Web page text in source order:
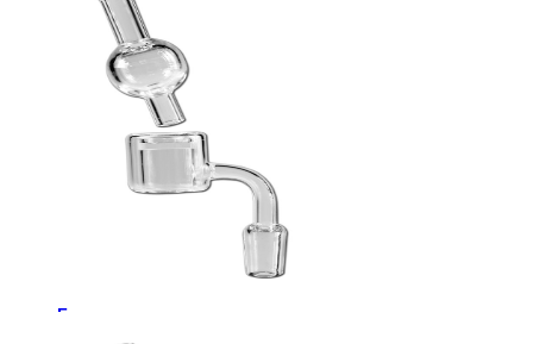
Желтый чай
Габа улун
Мате
Травяной чай
Благовония
Рамакришна
Ришикеш
Подставка для благовоний
Бренды